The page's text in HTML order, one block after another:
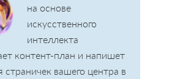
на основе
искусственного
интеллекта
контент-план и напишет
страничек вашего центра в